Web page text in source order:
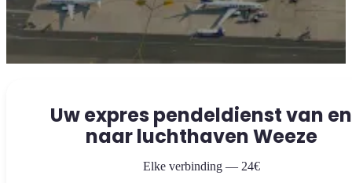
Uw expres pendeldienst van en
naar luchthaven Weeze
Elke verbinding — 24€